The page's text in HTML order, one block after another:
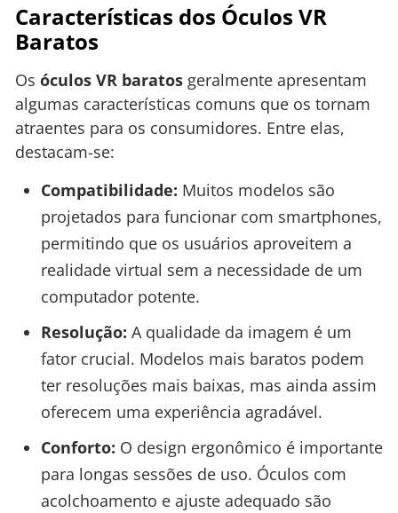
Características dos Óculos VR
Baratos
Os óculos VR baratos geralmente apresentam
algumas características comuns que os tornam
atraentes para os consumidores. Entre elas,
destacam-se:
Compatibilidade: Muitos modelos são
projetados para funcionar com smartphones,
permitindo que os usuários aproveitem a
realidade virtual sem a necessidade de um
computador potente.
Resolução: A qualidade da imagem é um
fator crucial. Modelos mais baratos podem
ter resoluções mais baixas, mas ainda assim
oferecem uma experiência agradável.
Conforto: O design ergonômico é importante
para longas sessões de uso. Óculos com
acolchoamento e ajuste adequado são